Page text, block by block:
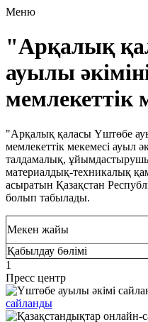
Меню
"Арқалық
ауылы
мемлекеттік
"Арқалық қаласы Үштөбе
мемлекеттік мекемесі ауыл
талдамалық,
материалдық-техникалық
асыратын Қазақстан
болып табылады.
Мекен жайы
Қабылдау бөлімі
1
Пресс центр
сайланды